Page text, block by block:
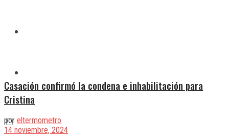
Casación confirmó la condena e inhabilitación para
Cristina
por eltermometro
14 noviembre, 2024